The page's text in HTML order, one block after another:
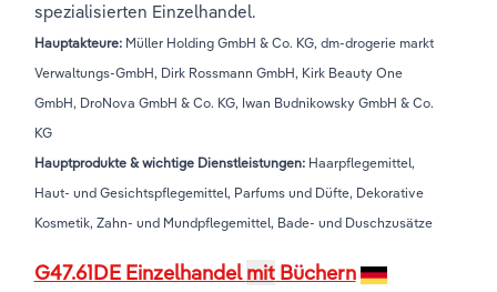
spezialisierten Einzelhandel.
Hauptakteure: Müller Holding GmbH & Co. KG, dm-drogerie markt
Verwaltungs-GmbH, Dirk Rossmann GmbH, Kirk Beauty One
GmbH, DroNova GmbH & Co. KG, Iwan Budnikowsky GmbH & Co.
KG
Hauptprodukte & wichtige Dienstleistungen:Haarpflegemittel,
Haut- und Gesichtspflegemittel, Parfums und Düfte, Dekorative
Kosmetik, Zahn- und Mundpflegemittel, Bade- und Duschzusätze
G47.61DE EinzelhandelmitBüchern